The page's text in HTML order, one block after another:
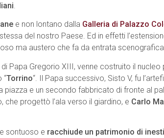
.
e non lontano dalla Galleria di Palazzo
del nostro Paese. Ed in effetti
ma austero che fa da entrata
Papa Gregorio XIII, venne costruito il nucleo
“Torrino“. Il Papa successivo, Sisto V, fu
piazza e un secondo fabbricato di fronte al
progettò l’ala verso il giardino, e Carlo
sontuoso e racchiude un patrimonio di